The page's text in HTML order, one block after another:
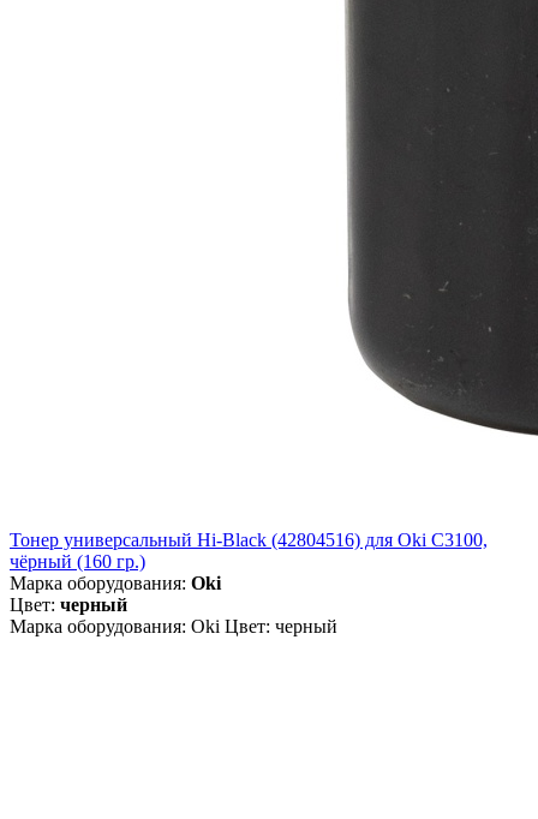
Тонер универсальный Hi-Black (42804516) для Oki С3100,
чёрный (160 гр.)
Марка оборудования: Oki
Цвет: черный
Марка оборудования: Oki Цвет: черный